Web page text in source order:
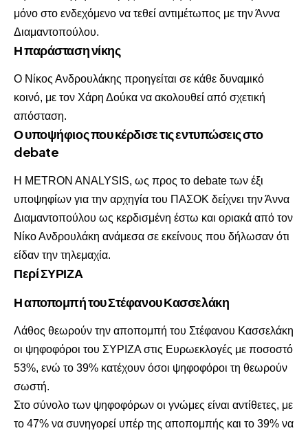
μόνο στο ενδεχόμενο να τεθεί αντιμέτωπος με την Άννα
Διαμαντοπούλου.
Η παράσταση νίκης
Ο Νίκος Ανδρουλάκης προηγείται σε κάθε δυναμικό
κοινό, με τον Χάρη Δούκα να ακολουθεί από σχετική
απόσταση.
Ο υποψήφιος που κέρδισε τις εντυπώσεις στο
debate
Η METRON ANALYSIS, ως προς το debate των έξι
υποψηφίων για την αρχηγία του ΠΑΣΟΚ δείχνει την Άννα
Διαμαντοπούλου ως κερδισμένη έστω και οριακά από τον
Νίκο Ανδρουλάκη ανάμεσα σε εκείνους που δήλωσαν ότι
είδαν την τηλεμαχία.
Περί ΣΥΡΙΖΑ
Η αποπομπή του Στέφανου Κασσελάκη
Λάθος θεωρούν την αποπομπή του Στέφανου Κασσελάκη
οι ψηφοφόροι του ΣΥΡΙΖΑ στις Ευρωεκλογές με ποσοστό
53%, ενώ το 39% κατέχουν όσοι ψηφοφόροι τη θεωρούν
σωστή.
Στο σύνολο των ψηφοφόρων οι γνώμες είναι αντίθετες, με
το 47% να συνηγορεί υπέρ της αποπομπής και το 39% να